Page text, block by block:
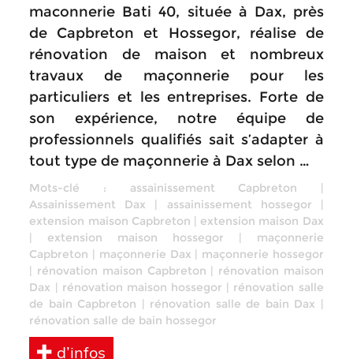
maconnerie Bati 40, située à Dax, près
de Capbreton et Hossegor, réalise de
rénovation de maison et nombreux
travaux de maçonnerie pour les
particuliers et les entreprises. Forte de
son expérience, notre équipe de
professionnels qualifiés sait s’adapter à
tout type de maçonnerie à Dax selon …
Mots-clé : assainissement Capbreton |
Assainissement Dax | assainissement hossegor |
extension maison Capbreton | extension maison Dax
| extension maison hossegor | maçonnerie
Capbreton | maçonnerie Dax | maçonnerie hossegor
| rénovation maison Capbreton | rénovation maison
Dax | rénovation maison hossegor | rénovation salle
de bain Capbreton | rénovation salle de bain Dax |
rénovation salle de bain hossegor
d’infos